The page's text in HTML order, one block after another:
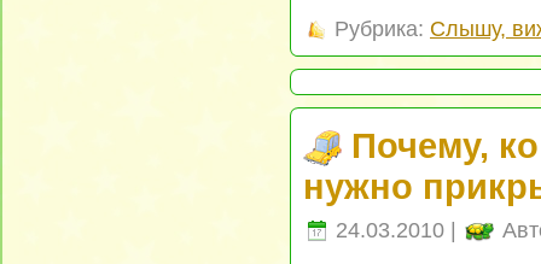
Рубрика: Слышу,
Почему,
нужно
24.03.2010 |